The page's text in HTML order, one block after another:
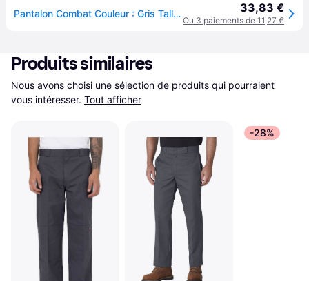
Pantalon Combat Couleur : Gris Tall Taille 60/62 Portwest 33,83 €
Ou 3 paiements de 11,27 €
Produits similaires
Nous avons choisi une sélection de produits qui pourraient
vous intéresser. Tout afficher
-28%